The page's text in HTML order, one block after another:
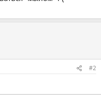
#2